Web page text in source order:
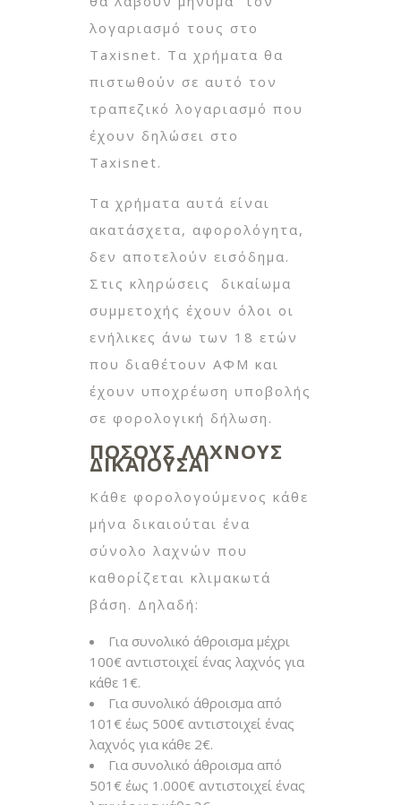
λογαριασμό τους στο
Taxisnet. Τα χρήματα θα
πιστωθούν σε αυτό τον
τραπεζικό λογαριασμό που
έχουν δηλώσει στο
Taxisnet.
Τα χρήματα αυτά είναι
ακατάσχετα, αφορολόγητα,
δεν αποτελούν εισόδημα.
Στις κληρώσεις δικαίωμα
συμμετοχής έχουν όλοι οι
ενήλικες άνω των 18 ετών
που διαθέτουν ΑΦΜ και
έχουν υποχρέωση υποβολής
σε φορολογική δήλωση.
ΠΟΣΟΥΣ ΛΑΧΝΟΥΣ
ΔΙΚΑΙΟΥΣΑΙ
Κάθε φορολογούμενος κάθε
μήνα δικαιούται ένα
σύνολο λαχνών που
καθορίζεται κλιμακωτά
βάση. Δηλαδή:
Για συνολικό άθροισμα μέχρι
100€ αντιστοιχεί ένας λαχνός για
κάθε 1€.
Για συνολικό άθροισμα από
101€ έως 500€ αντιστοιχεί ένας
λαχνός για κάθε 2€.
Για συνολικό άθροισμα από
501€ έως 1.000€ αντιστοιχεί ένας